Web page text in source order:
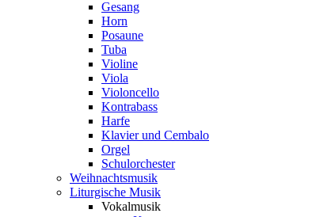
Gesang
Horn
Posaune
Tuba
Violine
Viola
Violoncello
Kontrabass
Harfe
Klavier und Cembalo
Orgel
Schulorchester
Weihnachtsmusik
Liturgische Musik
Vokalmusik